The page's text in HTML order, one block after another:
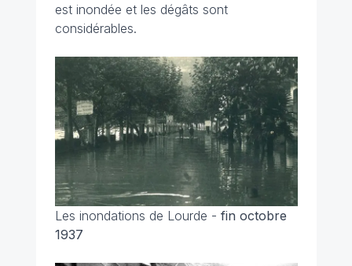
est inondée et les dégâts sont
considérables.
Les inondations de Lourde - fin octobre
1937